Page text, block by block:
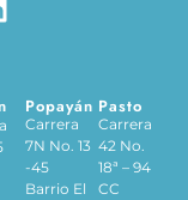
Popayán
Carrera
7N No. 13
-45
Barrio El
Pasto
Carrera
42 No.
18ª – 94
CC